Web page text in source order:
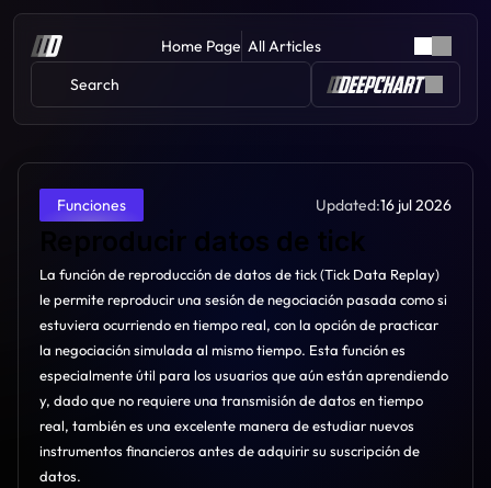
Home Page All Articles
Search
Funciones Updated:16 jul 2026
Reproducir datos de tick
La función de reproducción de datos de tick (Tick Data Replay)
le permite reproducir una sesión de negociación pasada como si
estuviera ocurriendo en tiempo real, con la opción de practicar
la negociación simulada al mismo tiempo. Esta función es
especialmente útil para los usuarios que aún están aprendiendo
y, dado que no requiere una transmisión de datos en tiempo
real, también es una excelente manera de estudiar nuevos
instrumentos financieros antes de adquirir su suscripción de
datos.